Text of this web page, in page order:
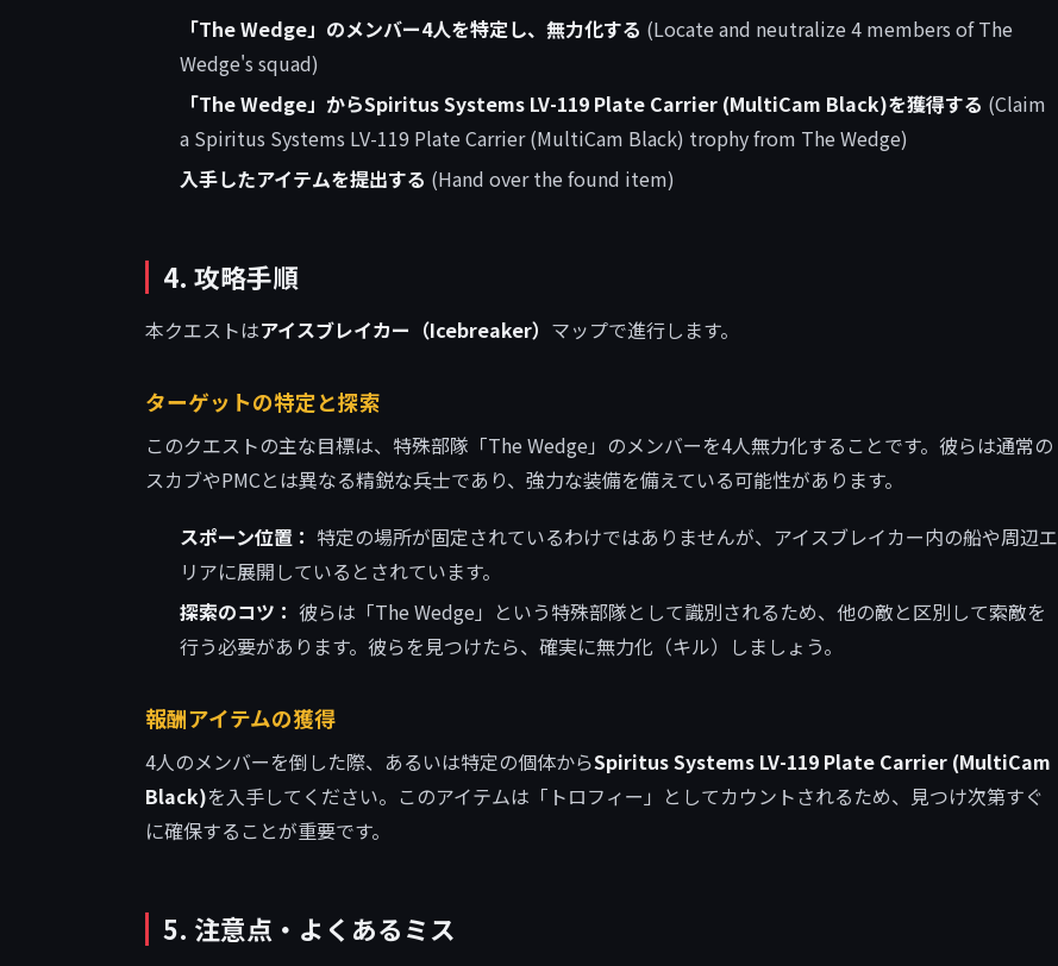
「The Wedge」のメンバー4人を特定し、無力化する (Locate and neutralize 4 members of The
Wedge's squad)
「The Wedge」からSpiritus Systems LV-119 Plate Carrier (MultiCam Black)を獲得する (Claim
a Spiritus Systems LV-119 Plate Carrier (MultiCam Black) trophy from The Wedge)
入手したアイテムを提出する (Hand over the found item)
4. 攻略手順
本クエストはアイスブレイカー（Icebreaker） マップで進行します。
ターゲットの特定と探索
このクエストの主な目標は、特殊部隊「The Wedge」のメンバーを4人無力化することです。彼らは通常の
スカブやPMCとは異なる精鋭な兵士であり、強力な装備を備えている可能性があります。
スポーン位置： 特定の場所が固定されているわけではありませんが、アイスブレイカー内の船や周辺エ
リアに展開しているとされています。
探索のコツ： 彼らは「The Wedge」という特殊部隊として識別されるため、他の敵と区別して索敵を
行う必要があります。彼らを見つけたら、確実に無力化（キル）しましょう。
報酬アイテムの獲得
4人のメンバーを倒した際、あるいは特定の個体からSpiritus Systems LV-119 Plate Carrier (MultiCam
Black)を入手してください。このアイテムは「トロフィー」としてカウントされるため、見つけ次第すぐ
に確保することが重要です。
5. 注意点・よくあるミス